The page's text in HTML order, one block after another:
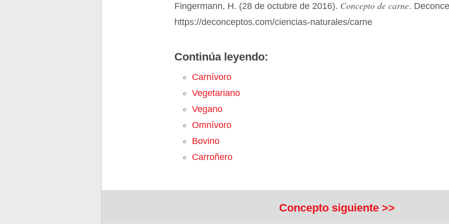
Fingermann, H. (28 de octubre de 2016). Concepto de carne.
https://deconceptos.com/ciencias-naturales/carne
Continúa leyendo:
Carnívoro
Vegetariano
Vegano
Omnívoro
Bovino
Carroñero
Concepto siguiente >>